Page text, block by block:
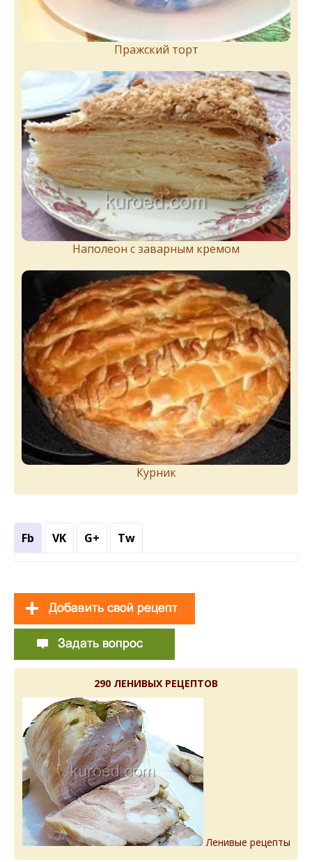
Пражский торт
Наполеон с заварным кремом
Курник
Fb VK G+ Tw
290 ЛЕНИВЫХ РЕЦЕПТОВ
Ленивые рецепты